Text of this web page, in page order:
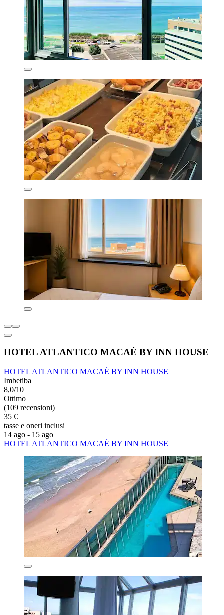
HOTEL ATLANTICO MACAÉ BY INN HOUSE
HOTEL ATLANTICO MACAÉ BY INN HOUSE
Imbetiba
8,0/10
Ottimo
(109 recensioni)
35 €
tasse e oneri inclusi
14 ago - 15 ago
HOTEL ATLANTICO MACAÉ BY INN HOUSE